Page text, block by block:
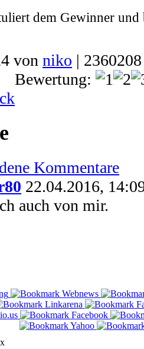
dem Gewinner und
von niko |
Bewertung:
Kommentare
22.04.2016,
auch von mir.